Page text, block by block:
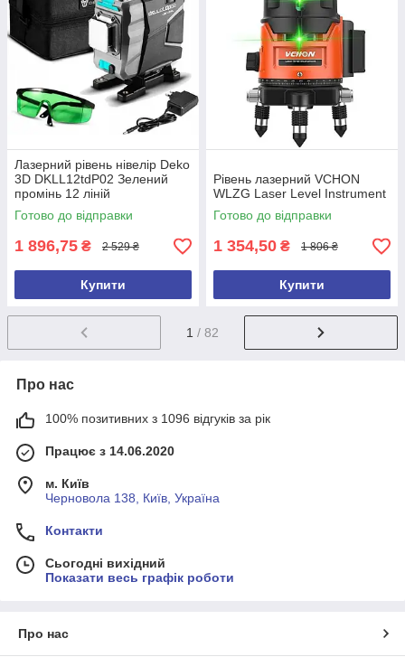
Лазерний рівень нівелір Deko
3D DKLL12tdP02 Зелений
промінь 12 ліній
Готово до відправки
1 896,75 ₴ 2 529 ₴
Купити
Рівень лазерний VCHON
WLZG Laser Level Instrument
Готово до відправки
1 354,50 ₴ 1 806 ₴
Купити
1 / 82
Про нас
100% позитивних з 1096 відгуків за рік
Працює з 14.06.2020
м. Київ
Черновола 138, Київ, Україна
Контакти
Сьогодні вихідний
Показати весь графік роботи
Про нас